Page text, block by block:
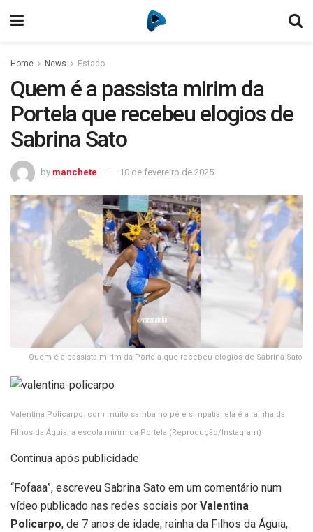
Home News Estado
Quem é a passista mirim da
Portela que recebeu elogios de
Sabrina Sato
by manchete 10 de fevereiro de 2025
Quem é a passista mirim da Portela que recebeu elogios de Sabrina Sato
Valentina Policarpo: com muito samba no pé e simpatia, ela é a rainha da
Filhos da Águia, a escola mirim da Portela (Reprodução/Instagram)
Continua após publicidade
“Fofaaa”, escreveu Sabrina Sato em um comentário num
vídeo publicado nas redes sociais por Valentina
Policarpo, de 7 anos de idade, rainha da Filhos da Águia,